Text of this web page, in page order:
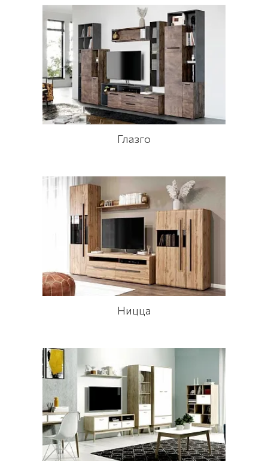
Глазго
Ницца